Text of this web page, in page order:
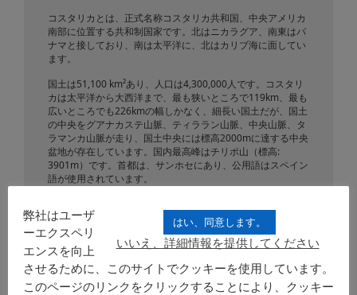
コスタリカとは、正式名称コスタリカ共和国、中央アメリカ
南部に位置する共和制国家です。北はニカラグア、南東はパ
ナマと接しており、南は太平洋に、北はカリブ海に面してい
ます。
国土は51,100 km²あり、人口は4,300,000人です。コスタリ
カは太平洋から大西洋まで、最も狭いところで119km、最も
広いところでも226kmの幅しかなく、細長い国土だが、国土
の中央をグアナカステ山脈、ティララン山脈、中央山脈、タ
ラマンカ山脈が走り、国土中央には標高2000mに達する中央
盆地が存在しています。国内最高峰はチリポ山（標高:
3901m）です。首都は、サンホセにあり、公用語はスペイン
語が使用されています。
リクエストを送信はい、同意します。
いいえ、詳細情報を提供してください
弊社はユーザ
ーエクスペリ
エンスを向上
させるために、このサイトでクッキーを使用しています。
このページのリンクをクリックすることにより、クッキー